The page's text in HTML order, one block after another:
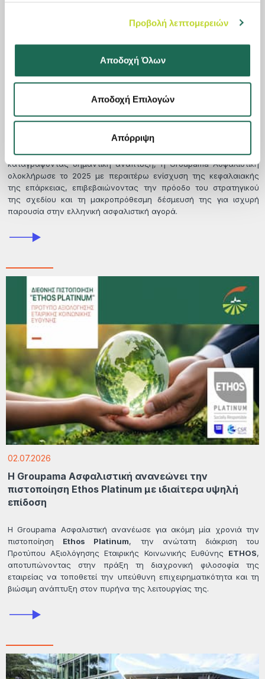
Προβολή λεπτομερειών
Αποδοχή Όλων
Αποδοχή Επιλογών
Απόρριψη
15.07.2026
Η Groupama Ασφαλιστική επέστρεψε σε θετικό προ
και ενισχυμένη κεφαλαιακή επάρκεια
Επιστρέφοντας σε θετικό προ φόρων αποτέλεσμα και
καταγράφοντας σημαντική ανάπτυξη, η Groupama Ασφαλιστική
ολοκλήρωσε το 2025 με περαιτέρω ενίσχυση της κεφαλαιακής
της επάρκειας, επιβεβαιώνοντας την πρόοδο του στρατηγικού
της σχεδίου και τη μακροπρόθεσμη δέσμευσή της για ισχυρή
παρουσία στην ελληνική ασφαλιστική αγορά.
02.07.2026
Η Groupama Ασφαλιστική ανανεώνει την
πιστοποίηση Ethos Platinum με ιδιαίτερα υψηλή
επίδοση
Η Groupama Ασφαλιστική ανανέωσε για ακόμη μία χρονιά την
πιστοποίηση Ethos Platinum, την ανώτατη διάκριση του
Προτύπου Αξιολόγησης Εταιρικής Κοινωνικής Ευθύνης ETHOS,
αποτυπώνοντας στην πράξη τη διαχρονική φιλοσοφία της
εταιρείας να τοποθετεί την υπεύθυνη επιχειρηματικότητα και τη
βιώσιμη ανάπτυξη στον πυρήνα της λειτουργίας της.